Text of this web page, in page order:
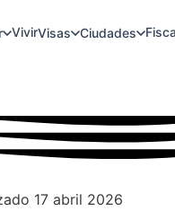
VivirVisas Ciudades
17 abril 2026